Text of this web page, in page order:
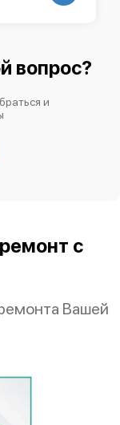
вопрос?
и
с
Вашей